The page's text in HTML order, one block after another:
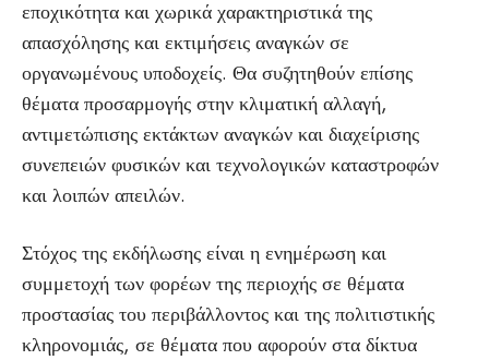
εποχικότητα και χωρικά χαρακτηριστικά της
απασχόλησης και εκτιμήσεις αναγκών σε
οργανωμένους υποδοχείς. Θα συζητηθούν επίσης
θέματα προσαρμογής στην κλιματική αλλαγή,
αντιμετώπισης εκτάκτων αναγκών και διαχείρισης
συνεπειών φυσικών και τεχνολογικών καταστροφών
και λοιπών απειλών.
Στόχος της εκδήλωσης είναι η ενημέρωση και
συμμετοχή των φορέων της περιοχής σε θέματα
προστασίας του περιβάλλοντος και της πολιτιστικής
κληρονομιάς, σε θέματα που αφορούν στα δίκτυα